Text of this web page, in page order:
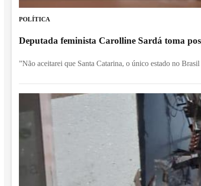
POLÍTICA
Deputada feminista Carolline Sardá toma
”Não aceitarei que Santa Catarina, o único estado no